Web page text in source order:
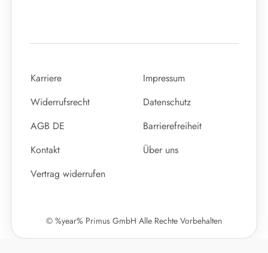
Karriere
Impressum
Widerrufsrecht
Datenschutz
AGB DE
Barrierefreiheit
Kontakt
Über uns
Vertrag widerrufen
© %year% Primus GmbH Alle Rechte Vorbehalten